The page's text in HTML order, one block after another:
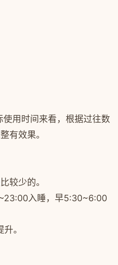
用时间来看，根据过往数
有效果。
较少的。
入睡，早5:30~6:00
。